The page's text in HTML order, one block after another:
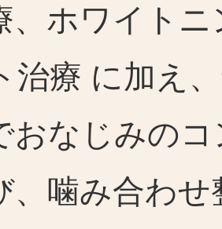
、ホワイト
治療 に加え
おなじみの
、噛み合わ